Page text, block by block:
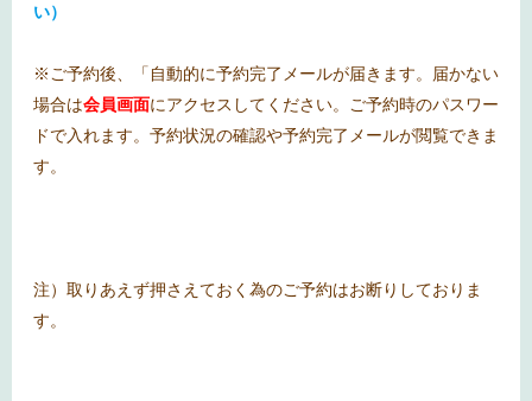
い）
※ご予約後、「自動的に予約完了メールが届きます。届かない
場合は会員画面にアクセスしてください。ご予約時のパスワー
ドで入れます。予約状況の確認や予約完了メールが閲覧できま
す。
注）取りあえず押さえておく為のご予約はお断りしておりま
す。